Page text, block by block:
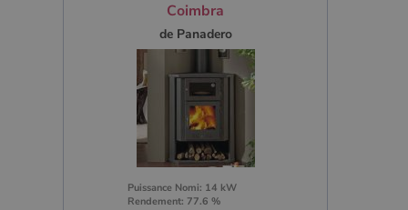
Coimbra
de Panadero
Puissance Nomi: 14 kW
Rendement: 77.6 %